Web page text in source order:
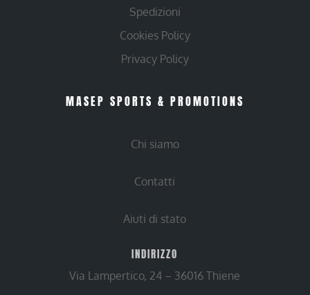
Spedizioni
Cookies Policy
Privacy Policy
MASEP SPORTS & PROMOTIONS
Chi siamo
Contatti
Aiuti di stato
INDIRIZZO
Via Lampertico, 24 – 36016 Thiene